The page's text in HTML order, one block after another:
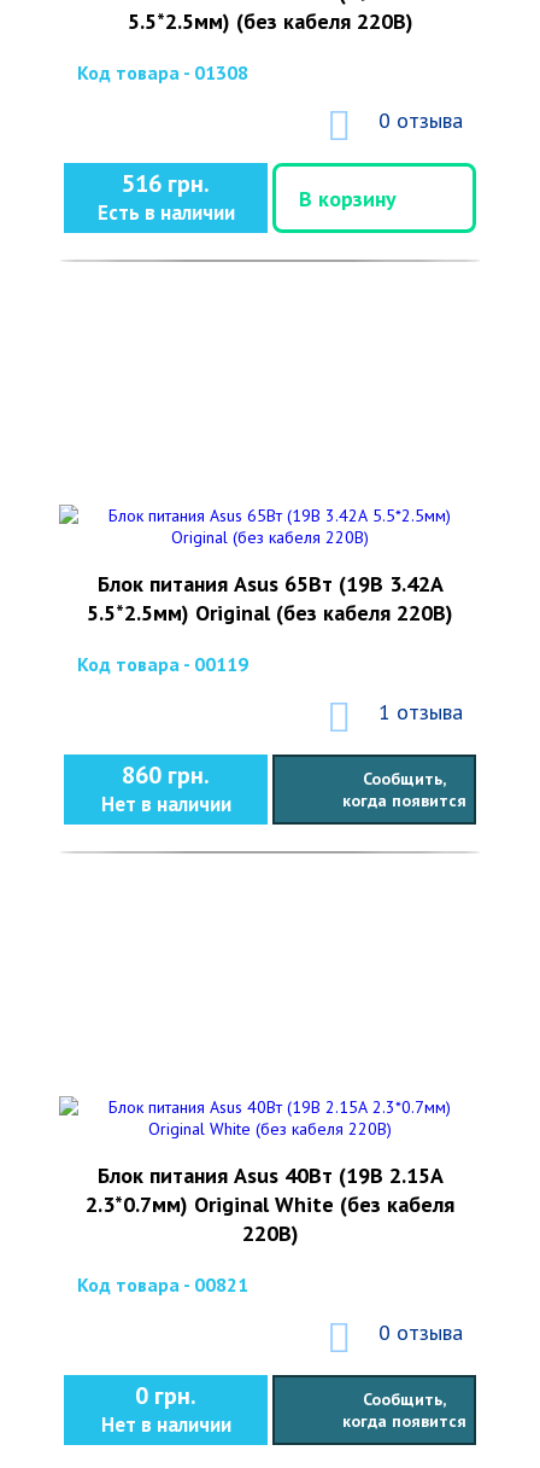
5.5*2.5мм) (без кабеля 220В)
Код товара - 01308
0 отзыва
516 грн.
Есть в наличии
В корзину
Блок питания Asus 65Вт (19В 3.42А
5.5*2.5мм) Original (без кабеля 220В)
Код товара - 00119
1 отзыва
860 грн.
Нет в наличии
Сообщить,
когда появится
Блок питания Asus 40Вт (19В 2.15А
2.3*0.7мм) Original White (без кабеля
220В)
Код товара - 00821
0 отзыва
0 грн.
Нет в наличии
Сообщить,
когда появится